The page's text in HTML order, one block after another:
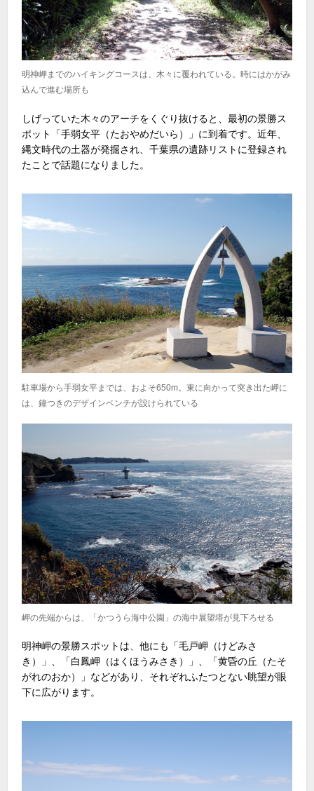
明神岬までのハイキングコースは、木々に覆われている。時にはかがみ
込んで進む場所も
しげっていた木々のアーチをくぐり抜けると、最初の景勝ス
ポット「手弱女平（たおやめだいら）」に到着です。近年、
縄文時代の土器が発掘され、千葉県の遺跡リストに登録され
たことで話題になりました。
駐車場から手弱女平までは、およそ650m。東に向かって突き出た岬に
は、鐘つきのデザインベンチが設けられている
岬の先端からは、「かつうら海中公園」の海中展望塔が見下ろせる
明神岬の景勝スポットは、他にも「毛戸岬（けどみさ
き）」、「白鳳岬（はくほうみさき）」、「黄昏の丘（たそ
がれのおか）」などがあり、それぞれふたつとない眺望が眼
下に広がります。